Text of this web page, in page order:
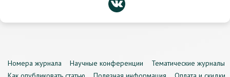
Номера журнала Научные конференции
Тематические журналы